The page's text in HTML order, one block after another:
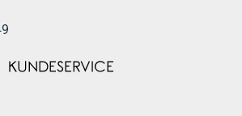
KUNDESERVICE